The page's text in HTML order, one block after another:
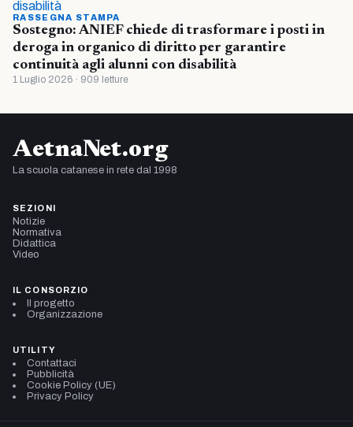
RASSEGNA STAMPA
Sostegno: ANIEF chiede di trasformare i posti in
deroga in organico di diritto per garantire
continuità agli alunni con disabilità
1 Luglio 2026 · 909 letture
AetnaNet.org
La scuola catanese in rete dal 1998
SEZIONI
Notizie
Normativa
Didattica
Video
IL CONSORZIO
Il progetto
Organizzazione
UTILITY
Contattaci
Pubblicità
Cookie Policy (UE)
Privacy Policy